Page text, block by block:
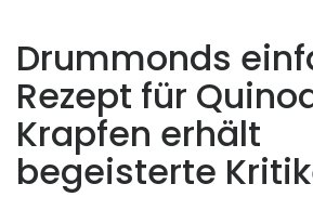
Drummonds
Rezept für
Krapfen erhält
begeisterte